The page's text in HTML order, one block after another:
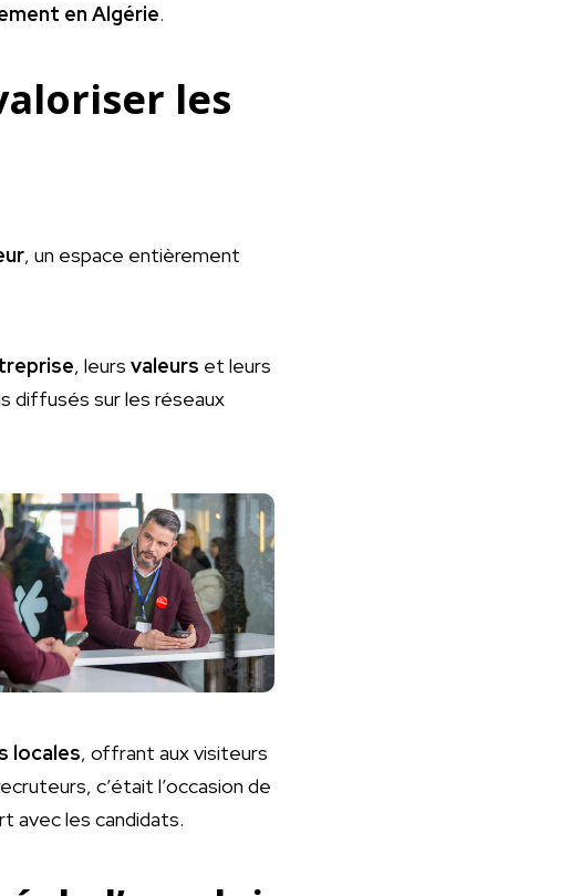
en Algérie.
les
, un espace entièrement
, leurs valeurs et leurs
diffusés sur les réseaux
locales, offrant aux visiteurs
c’était l’occasion de
avec les candidats.